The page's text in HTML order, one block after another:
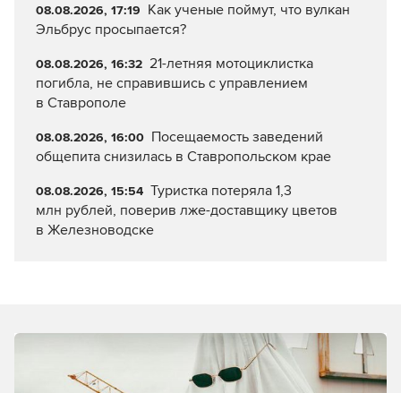
08.08.2026, 17:19 Как ученые поймут, что вулкан
Эльбрус просыпается?
08.08.2026, 16:32 21-летняя мотоциклистка
погибла, не справившись с управлением
в Ставрополе
08.08.2026, 16:00 Посещаемость заведений
общепита снизилась в Ставропольском крае
08.08.2026, 15:54 Туристка потеряла 1,3
млн рублей, поверив лже-доставщику цветов
в Железноводске